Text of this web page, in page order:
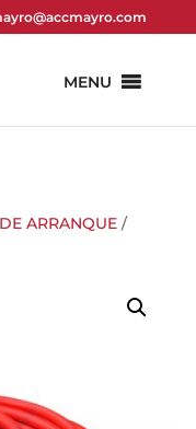
MENU
ARRANQUE /